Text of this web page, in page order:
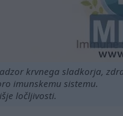
krvnega sladkorja,
imunskemu sistemu.
ločljivosti.